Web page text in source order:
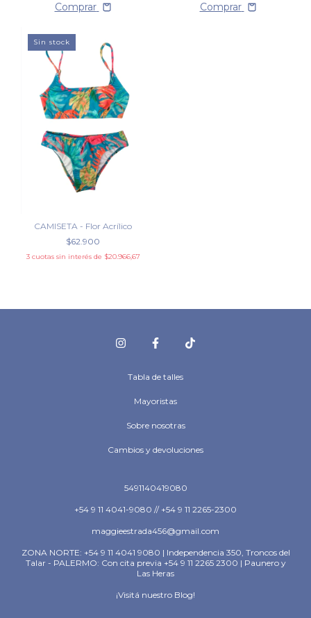
Comprar Comprar
Sin stock
CAMISETA - Flor Acrílico
$62.900
3 cuotas sin interés de $20.966,67
Tabla de talles
Mayoristas
Sobre nosotras
Cambios y devoluciones
5491140419080
+54 9 11 4041-9080 // +54 9 11 2265-2300
maggieestrada456@gmail.com
ZONA NORTE: +54 9 11 4041 9080 | Independencia 350, Troncos del
Talar - PALERMO: Con cita previa +54 9 11 2265 2300 | Paunero y
Las Heras
¡Visitá nuestro Blog!